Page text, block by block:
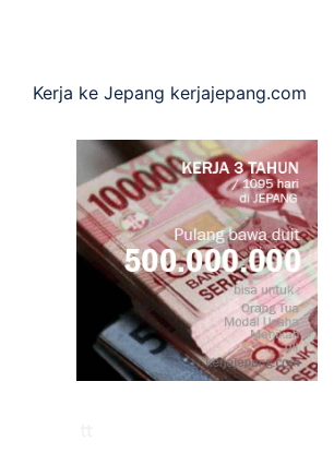
Kerja ke Jepang kerjajepang.com